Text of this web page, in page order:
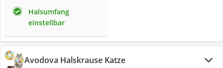
Halsumfang
einstellbar
Avodova Halskrause Katze